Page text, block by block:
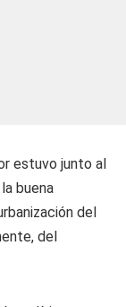
estuvo junto al
buena
del
del